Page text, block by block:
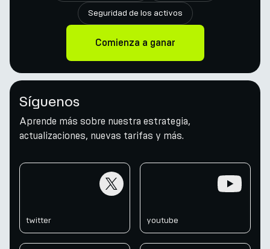
Seguridad de los activos
Comienza a ganar
Síguenos
Aprende más sobre nuestra estrategia,
actualizaciones, nuevas tarifas y más.
twitter youtube